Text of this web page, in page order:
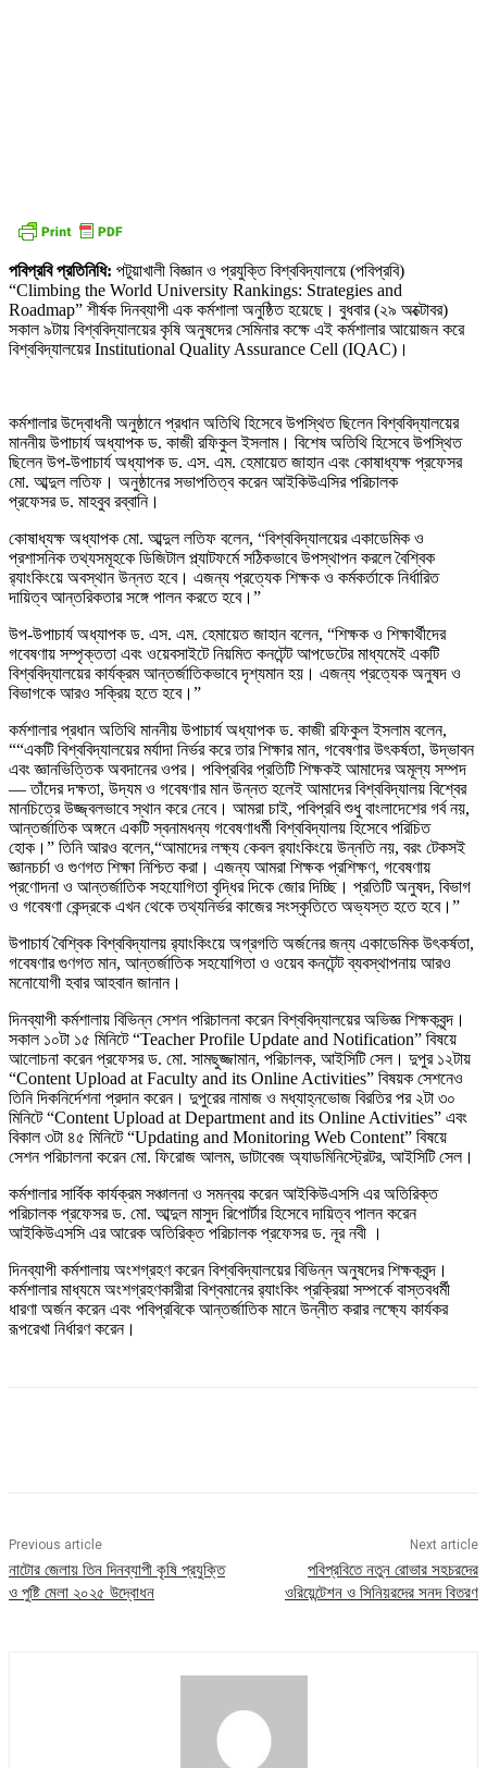
পবিপ্রবি প্রতিনিধি: পটুয়াখালী বিজ্ঞান ও প্রযুক্তি বিশ্ববিদ্যালয়ে (পবিপ্রবি)
“Climbing the World University Rankings: Strategies and
Roadmap” শীর্ষক দিনব্যাপী এক কর্মশালা অনুষ্ঠিত হয়েছে। বুধবার (২৯ অক্টোবর)
সকাল ৯টায় বিশ্ববিদ্যালয়ের কৃষি অনুষদের সেমিনার কক্ষে এই কর্মশালার আয়োজন করে
বিশ্ববিদ্যালয়ের Institutional Quality Assurance Cell (IQAC)।
কর্মশালার উদ্বোধনী অনুষ্ঠানে প্রধান অতিথি হিসেবে উপস্থিত ছিলেন বিশ্ববিদ্যালয়ের
মাননীয় উপাচার্য অধ্যাপক ড. কাজী রফিকুল ইসলাম। বিশেষ অতিথি হিসেবে উপস্থিত
ছিলেন উপ-উপাচার্য অধ্যাপক ড. এস. এম. হেমায়েত জাহান এবং কোষাধ্যক্ষ প্রফেসর
মো. আব্দুল লতিফ। অনুষ্ঠানের সভাপতিত্ব করেন আইকিউএসির পরিচালক
প্রফেসর ড. মাহবুব রব্বানি।
কোষাধ্যক্ষ অধ্যাপক মো. আব্দুল লতিফ বলেন, “বিশ্ববিদ্যালয়ের একাডেমিক ও
প্রশাসনিক তথ্যসমূহকে ডিজিটাল প্ল্যাটফর্মে সঠিকভাবে উপস্থাপন করলে বৈশ্বিক
র‌্যাংকিংয়ে অবস্থান উন্নত হবে। এজন্য প্রত্যেক শিক্ষক ও কর্মকর্তাকে নির্ধারিত
দায়িত্ব আন্তরিকতার সঙ্গে পালন করতে হবে।”
উপ-উপাচার্য অধ্যাপক ড. এস. এম. হেমায়েত জাহান বলেন, “শিক্ষক ও শিক্ষার্থীদের
গবেষণায় সম্পৃক্ততা এবং ওয়েবসাইটে নিয়মিত কনটেন্ট আপডেটের মাধ্যমেই একটি
বিশ্ববিদ্যালয়ের কার্যক্রম আন্তর্জাতিকভাবে দৃশ্যমান হয়। এজন্য প্রত্যেক অনুষদ ও
বিভাগকে আরও সক্রিয় হতে হবে।”
কর্মশালার প্রধান অতিথি মাননীয় উপাচার্য অধ্যাপক ড. কাজী রফিকুল ইসলাম বলেন,
““একটি বিশ্ববিদ্যালয়ের মর্যাদা নির্ভর করে তার শিক্ষার মান, গবেষণার উৎকর্ষতা, উদ্ভাবন
এবং জ্ঞানভিত্তিক অবদানের ওপর। পবিপ্রবির প্রতিটি শিক্ষকই আমাদের অমূল্য সম্পদ
— তাঁদের দক্ষতা, উদ্যম ও গবেষণার মান উন্নত হলেই আমাদের বিশ্ববিদ্যালয় বিশ্বের
মানচিত্রে উজ্জ্বলভাবে স্থান করে নেবে। আমরা চাই, পবিপ্রবি শুধু বাংলাদেশের গর্ব নয়,
আন্তর্জাতিক অঙ্গনে একটি স্বনামধন্য গবেষণাধর্মী বিশ্ববিদ্যালয় হিসেবে পরিচিত
হোক।” তিনি আরও বলেন,“আমাদের লক্ষ্য কেবল র‌্যাংকিংয়ে উন্নতি নয়, বরং টেকসই
জ্ঞানচর্চা ও গুণগত শিক্ষা নিশ্চিত করা। এজন্য আমরা শিক্ষক প্রশিক্ষণ, গবেষণায়
প্রণোদনা ও আন্তর্জাতিক সহযোগিতা বৃদ্ধির দিকে জোর দিচ্ছি। প্রতিটি অনুষদ, বিভাগ
ও গবেষণা কেন্দ্রকে এখন থেকে তথ্যনির্ভর কাজের সংস্কৃতিতে অভ্যস্ত হতে হবে।”
উপাচার্য বৈশ্বিক বিশ্ববিদ্যালয় র‌্যাংকিংয়ে অগ্রগতি অর্জনের জন্য একাডেমিক উৎকর্ষতা,
গবেষণার গুণগত মান, আন্তর্জাতিক সহযোগিতা ও ওয়েব কনটেন্ট ব্যবস্থাপনায় আরও
মনোযোগী হবার আহবান জানান।
দিনব্যাপী কর্মশালায় বিভিন্ন সেশন পরিচালনা করেন বিশ্ববিদ্যালয়ের অভিজ্ঞ শিক্ষকবৃন্দ।
সকাল ১০টা ১৫ মিনিটে “Teacher Profile Update and Notification” বিষয়ে
আলোচনা করেন প্রফেসর ড. মো. সামছুজ্জামান, পরিচালক, আইসিটি সেল। দুপুর ১২টায়
“Content Upload at Faculty and its Online Activities” বিষয়ক সেশনেও
তিনি দিকনির্দেশনা প্রদান করেন। দুপুরের নামাজ ও মধ্যাহ্নভোজ বিরতির পর ২টা ৩০
মিনিটে “Content Upload at Department and its Online Activities” এবং
বিকাল ৩টা ৪৫ মিনিটে “Updating and Monitoring Web Content” বিষয়ে
সেশন পরিচালনা করেন মো. ফিরোজ আলম, ডাটাবেজ অ্যাডমিনিস্ট্রেটর, আইসিটি সেল।
কর্মশালার সার্বিক কার্যক্রম সঞ্চালনা ও সমন্বয় করেন আইকিউএসসি এর অতিরিক্ত
পরিচালক প্রফেসর ড. মো. আব্দুল মাসুদ রিপোর্টার হিসেবে দায়িত্ব পালন করেন
আইকিউএসসি এর আরেক অতিরিক্ত পরিচালক প্রফেসর ড. নূর নবী ।
দিনব্যাপী কর্মশালায় অংশগ্রহণ করেন বিশ্ববিদ্যালয়ের বিভিন্ন অনুষদের শিক্ষকবৃন্দ।
কর্মশালার মাধ্যমে অংশগ্রহণকারীরা বিশ্বমানের র‌্যাংকিং প্রক্রিয়া সম্পর্কে বাস্তবধর্মী
ধারণা অর্জন করেন এবং পবিপ্রবিকে আন্তর্জাতিক মানে উন্নীত করার লক্ষ্যে কার্যকর
রূপরেখা নির্ধারণ করেন।
Previous article
নাটোর জেলায় তিন দিনব্যাপী কৃষি প্রযুক্তি
ও পুষ্টি মেলা ২০২৫ উদ্বোধন
Next article
পবিপ্রবিতে নতুন রোভার সহচরদের
ওরিয়েন্টেশন ও সিনিয়রদের সনদ বিতরণ